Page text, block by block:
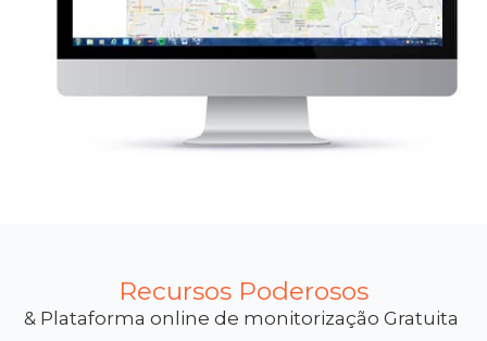
Recursos Poderosos
& Plataforma online de monitorização Gratuita